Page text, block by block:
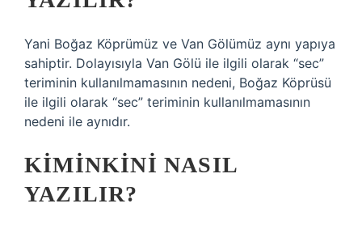
Yani Boğaz Köprümüz ve Van Gölümüz aynı yapıya
sahiptir. Dolayısıyla Van Gölü ile ilgili olarak “sec”
teriminin kullanılmamasının nedeni, Boğaz Köprüsü
ile ilgili olarak “sec” teriminin kullanılmamasının
nedeni ile aynıdır.
KIMINKINI NASIL
YAZILIR?